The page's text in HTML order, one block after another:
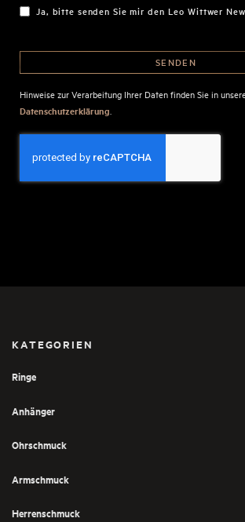
Ja, bitte senden Sie mir den Leo Wittwer
SENDEN
BUSINESS
Hinweise zur Verarbeitung Ihrer Daten finden Sie in
Datenschutzerklärung
KATEGORIEN
Ringe
Anhänger
Ohrschmuck
Armschmuck
Herrenschmuck